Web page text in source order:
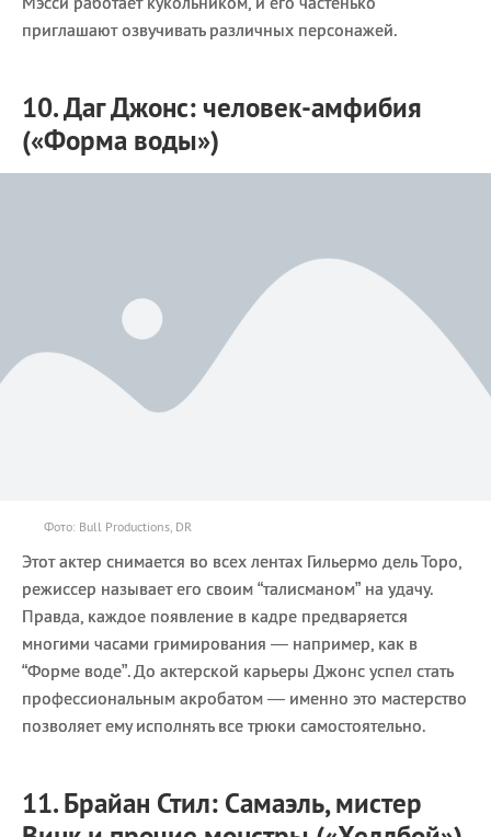
приглашают озвучивать различных персонажей.
10. Даг Джонс: человек-амфибия
(«Форма воды»)
Фото: Bull Productions, DR
Этот актер снимается во всех лентах Гильермо дель Торо,
режиссер называет его своим “талисманом” на удачу.
Правда, каждое появление в кадре предваряется
многими часами гримирования — например, как в
“Форме воде”. До актерской карьеры Джонс успел стать
профессиональным акробатом — именно это мастерство
позволяет ему исполнять все трюки самостоятельно.
11. Брайан Стил: Самаэль, мистер